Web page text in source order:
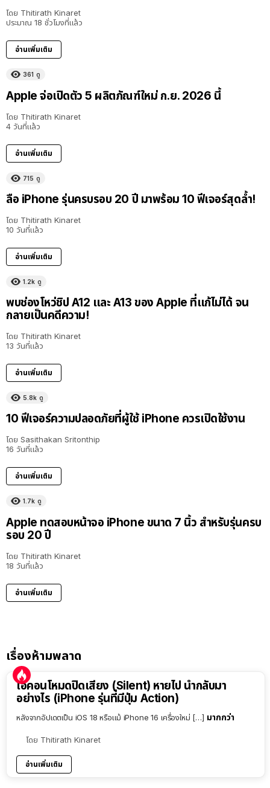
โดย Thitirath Kinaret
ประมาณ 18 ชั่วโมงที่แล้ว
อ่านเพิ่มเติม
361 ดู
Apple จ่อเปิดตัว 5 ผลิตภัณฑ์ใหม่ ก.ย. 2026 นี้
โดย Thitirath Kinaret
4 วันที่แล้ว
อ่านเพิ่มเติม
715 ดู
ลือ iPhone รุ่นครบรอบ 20 ปี มาพร้อม 10 ฟีเจอร์สุดล้ำ!
โดย Thitirath Kinaret
10 วันที่แล้ว
อ่านเพิ่มเติม
1.2k ดู
พบช่องโหว่ชิป A12 และ A13 ของ Apple ที่แก้ไม่ได้ จน
กลายเป็นคดีความ!
โดย Thitirath Kinaret
13 วันที่แล้ว
อ่านเพิ่มเติม
5.8k ดู
10 ฟีเจอร์ความปลอดภัยที่ผู้ใช้ iPhone ควรเปิดใช้งาน
โดย Sasithakan Sritonthip
16 วันที่แล้ว
อ่านเพิ่มเติม
1.7k ดู
Apple ทดสอบหน้าจอ iPhone ขนาด 7 นิ้ว สำหรับรุ่นครบ
รอบ 20 ปี
โดย Thitirath Kinaret
18 วันที่แล้ว
อ่านเพิ่มเติม
เรื่องห้ามพลาด
ไอคอนโหมดปิดเสียง (Silent) หายไป นำกลับมา
อย่างไร (iPhone รุ่นที่มีปุ่ม Action)
หลังจากอัปเดตเป็น iOS 18 หรือแม้ iPhone 16 เครื่องใหม่ […] มากกว่า
โดย Thitirath Kinaret
อ่านเพิ่มเติม